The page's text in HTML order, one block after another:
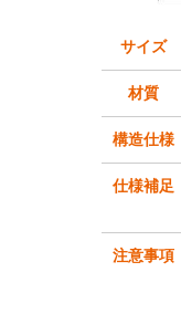
サイズ
材質
構造仕様
仕様補足
注意事項